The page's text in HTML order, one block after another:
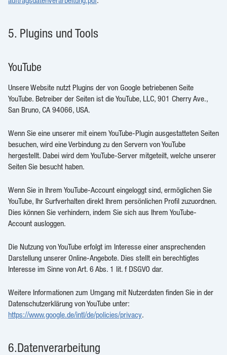
5. Plugins und Tools
YouTube
Unsere Website nutzt Plugins der von Google betriebenen Seite
YouTube. Betreiber der Seiten ist die YouTube, LLC, 901 Cherry Ave.,
San Bruno, CA 94066, USA.
Wenn Sie eine unserer mit einem YouTube-Plugin ausgestatteten Seiten
besuchen, wird eine Verbindung zu den Servern von YouTube
hergestellt. Dabei wird dem YouTube-Server mitgeteilt, welche unserer
Seiten Sie besucht haben.
Wenn Sie in Ihrem YouTube-Account eingeloggt sind, ermöglichen Sie
YouTube, Ihr Surfverhalten direkt Ihrem persönlichen Profil zuzuordnen.
Dies können Sie verhindern, indem Sie sich aus Ihrem YouTube-
Account ausloggen.
Die Nutzung von YouTube erfolgt im Interesse einer ansprechenden
Darstellung unserer Online-Angebote. Dies stellt ein berechtigtes
Interesse im Sinne von Art. 6 Abs. 1 lit. f DSGVO dar.
Weitere Informationen zum Umgang mit Nutzerdaten finden Sie in der
Datenschutzerklärung von YouTube unter:
https://www.google.de/intl/de/policies/privacy.
6.Datenverarbeitung